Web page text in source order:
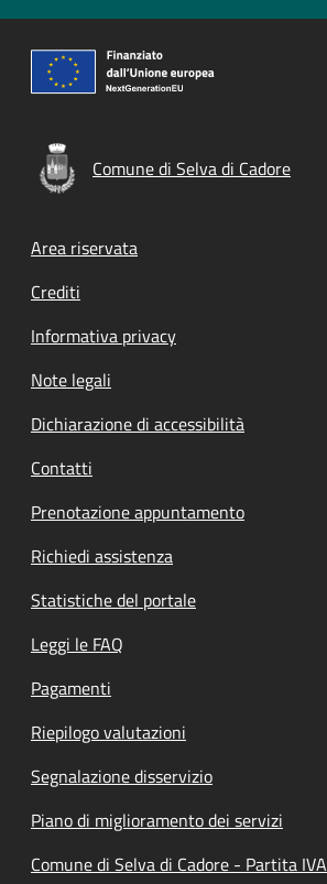
Comune di Selva di Cadore
Footer menu
Area riservata
Crediti
Informativa privacy
Note legali
Dichiarazione di accessibilità
Contatti
Prenotazione appuntamento
Richiedi assistenza
Statistiche del portale
Leggi le FAQ
Pagamenti
Riepilogo valutazioni
Segnalazione disservizio
Piano di miglioramento dei servizi
Comune di Selva di Cadore - Partita IVA